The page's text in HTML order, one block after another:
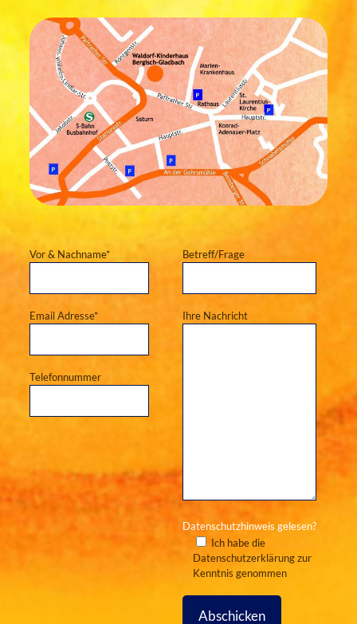
Vor & Nachname*
Email Adresse*
Telefonnummer
Betreff/Frage
Ihre Nachricht
Datenschutzhinweis gelesen?
Ich habe die
Datenschutzerklärung zur
Kenntnis genommen